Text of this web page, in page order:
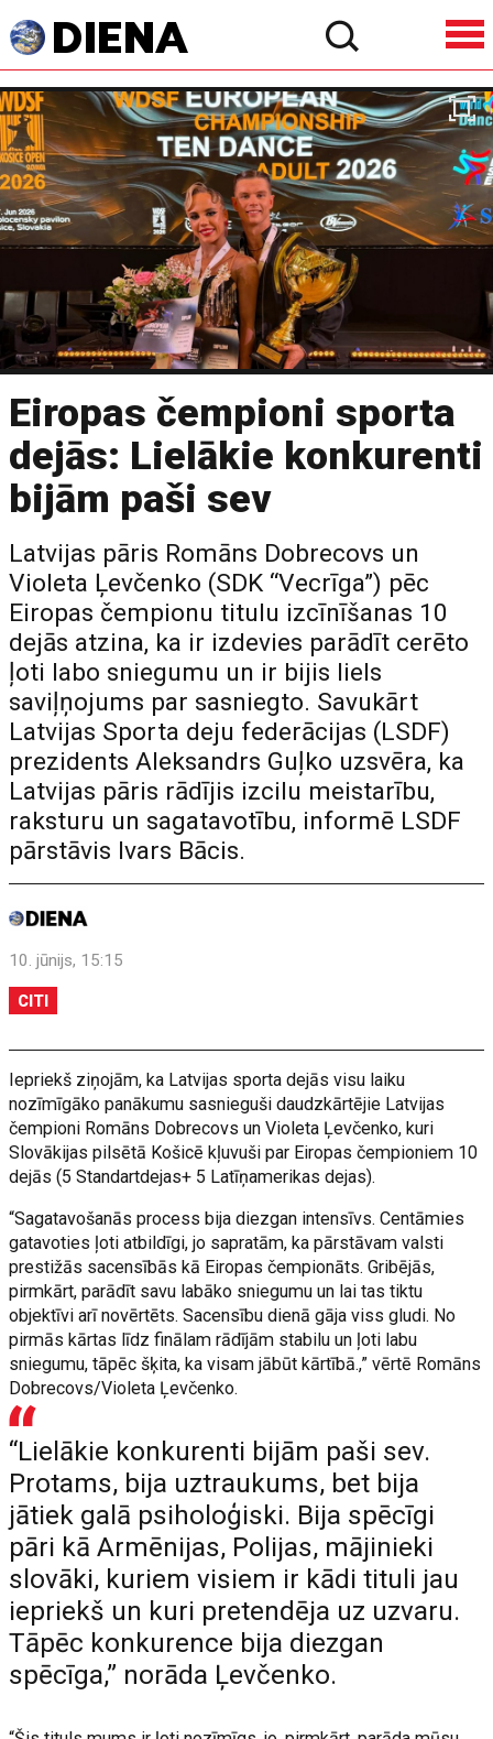
Eiropas čempioni sporta
dejās: Lielākie konkurenti
bijām paši sev
Latvijas pāris Romāns Dobrecovs un
Violeta Ļevčenko (SDK “Vecrīga”) pēc
Eiropas čempionu titulu izcīnīšanas 10
dejās atzina, ka ir izdevies parādīt cerēto
ļoti labo sniegumu un ir bijis liels
saviļņojums par sasniegto. Savukārt
Latvijas Sporta deju federācijas (LSDF)
prezidents Aleksandrs Guļko uzsvēra, ka
Latvijas pāris rādījis izcilu meistarību,
raksturu un sagatavotību, informē LSDF
pārstāvis Ivars Bācis.
10. jūnijs, 15:15
CITI
Iepriekš ziņojām, ka Latvijas sporta dejās visu laiku
nozīmīgāko panākumu sasnieguši daudzkārtējie Latvijas
čempioni Romāns Dobrecovs un Violeta Ļevčenko, kuri
Slovākijas pilsētā Košicē kļuvuši par Eiropas čempioniem 10
dejās (5 Standartdejas+ 5 Latīņamerikas dejas).
“Sagatavošanās process bija diezgan intensīvs. Centāmies
gatavoties ļoti atbildīgi, jo sapratām, ka pārstāvam valsti
prestižās sacensībās kā Eiropas čempionāts. Gribējās,
pirmkārt, parādīt savu labāko sniegumu un lai tas tiktu
objektīvi arī novērtēts. Sacensību dienā gāja viss gludi. No
pirmās kārtas līdz finālam rādījām stabilu un ļoti labu
sniegumu, tāpēc šķita, ka visam jābūt kārtībā.,” vērtē Romāns
Dobrecovs/Violeta Ļevčenko.
“Lielākie konkurenti bijām paši sev.
Protams, bija uztraukums, bet bija
jātiek galā psiholoģiski. Bija spēcīgi
pāri kā Armēnijas, Polijas, mājinieki
slovāki, kuriem visiem ir kādi tituli jau
iepriekš un kuri pretendēja uz uzvaru.
Tāpēc konkurence bija diezgan
spēcīga,” norāda Ļevčenko.